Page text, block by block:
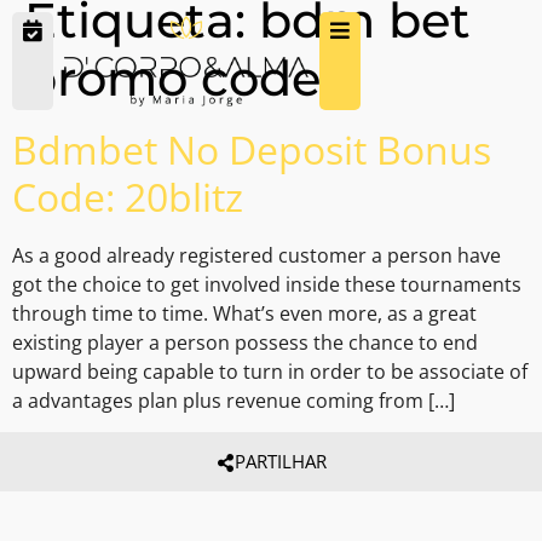
Etiqueta: bdm bet
promo code
Bdmbet No Deposit Bonus
Code: 20blitz
As a good already registered customer a person have
got the choice to get involved inside these tournaments
through time to time. What’s even more, as a great
existing player a person possess the chance to end
upward being capable to turn in order to be associate of
a advantages plan plus revenue coming from […]
PARTILHAR